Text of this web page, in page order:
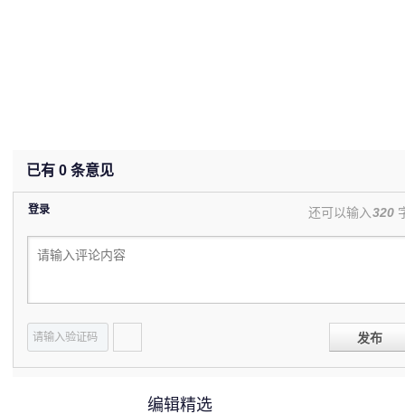
已有 0 条意见
登录 还可以输入320
发布
编辑精选